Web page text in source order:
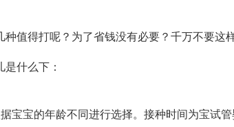
值得打呢？为了省钱没有必要？千万不要这
是什么下：
宝宝的年龄不同进行选择。接种时间为宝试